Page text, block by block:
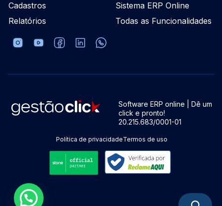
Cadastros
Relatórios
Sistema ERP Online
Todas as Funcionalidades
Software ERP online | Dê um
click e pronto!
20.215.683/0001-01
Política de privacidadeTermos de uso